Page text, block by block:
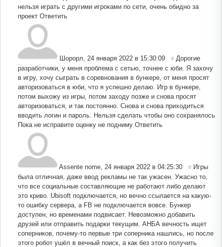
нельзя играть с другими игроками по сети, очень обидно за
проект Ответить
Шорорл 24 января 2022 в 15:30:09 # Дорогие
разработчики, у меня проблема с сетью, точнее с юби. Я захочу
в игру, хочу сыграть в соревнования в бункере, от меня просят
авторизоваться в юби, что я успешно делаю. Игр в бункере,
потом выхожу из игры, потом заходу позже и снова просят
авторизоваться, и так постоянно. Снова и снова приходиться
вводить логин и пароль. Нельзя сделать чтобы оно сохранялось
Пока не исправите оценку не подниму Ответить
Assente nome 24 января 2022 в 04:25:30 # Игры
была отличная, даже ввод рекламы не так ужасен. Ужасно то,
что все социальные составляющие не работают либо делают
это криво. Ubisoft подключается, но вечно ссылается на какую-
то ошибку сервера, а FB не подключается вовсе. Бункер
доступен, но временами подвисает. Невозможно добавить
друзей или отправить подарки текущим. АНБА вечность ищет
соперников, почему-то первые три соперника нашлись, но после
этого робот ушёл в вечный поиск, а как без этого получить